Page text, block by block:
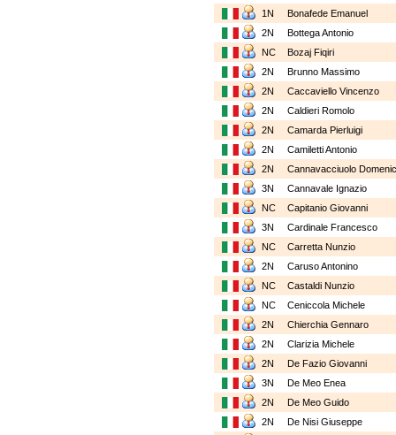
1N
Bonafede Emanuel
2N
Bottega Antonio
NC
Bozaj Fiqiri
2N
Brunno Massimo
2N
Caccaviello Vincenzo
2N
Caldieri Romolo
2N
Camarda Pierluigi
2N
Camiletti Antonio
2N
Cannavacciuolo
3N
Cannavale Ignazio
NC
Capitanio Giovanni
3N
Cardinale Francesco
NC
Carretta Nunzio
2N
Caruso Antonino
NC
Castaldi Nunzio
NC
Ceniccola Michele
2N
Chierchia Gennaro
2N
Clarizia Michele
2N
De Fazio Giovanni
3N
De Meo Enea
2N
De Meo Guido
2N
De Nisi Giuseppe